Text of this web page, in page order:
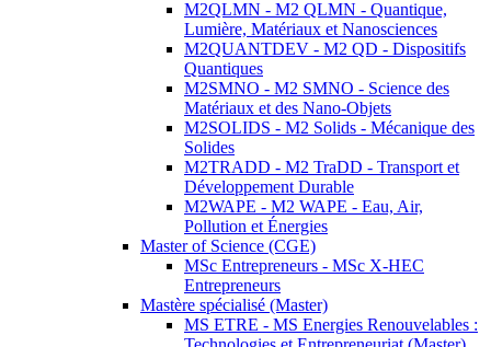
M2QLMN - M2 QLMN - Quantique,
Lumière, Matériaux et Nanosciences
M2QUANTDEV - M2 QD - Dispositifs
Quantiques
M2SMNO - M2 SMNO - Science des
Matériaux et des Nano-Objets
M2SOLIDS - M2 Solids - Mécanique des
Solides
M2TRADD - M2 TraDD - Transport et
Développement Durable
M2WAPE - M2 WAPE - Eau, Air,
Pollution et Énergies
Master of Science (CGE)
MSc Entrepreneurs - MSc X-HEC
Entrepreneurs
Mastère spécialisé (Master)
MS ETRE - MS Energies Renouvelables :